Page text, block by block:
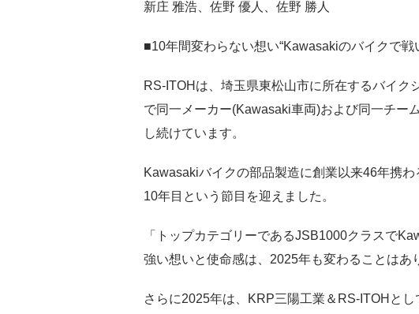
新庄 雅浩、佐野 優人、佐野 勝人
■10年間変わらない想い“Kawasakiのバイクで
RS-ITOHは、埼玉県東松山市に所在するバイク
で同一メーカー(Kawasaki車両)および同一チー
し続けています。
Kawasakiバイクの部品製造に創業以来46年携
10年目という節目を迎えました。
「トップカテゴリーであるJSB1000クラスで
強い想いと使命感は、2025年も変わることはあ
さらに2025年は、KRP三陽工業＆RS-ITOHと